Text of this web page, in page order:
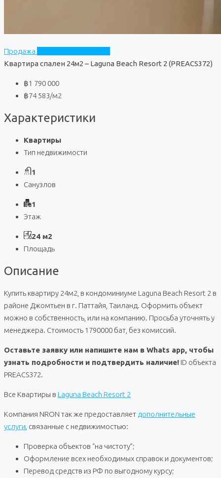
Продажа
Квартира спален 24м2 – Laguna Beach Resort 2 (PREACS372)
฿1 790 000
฿74 583/м2
Характеристики
Квартиры
Тип недвижимости
1
Санузлов
1
Этаж
24 м2
Площадь
Описание
Купить квартиру 24м2, в кондоминиуме Laguna Beach Resort 2 в
районе Джомтьен в г. Паттайя, Таиланд. Оформить объект
можно в собственность, или на компанию. Просьба уточнять у
менеджера. Стоимость 1790000 бат, без комиссий.
Оставьте заявку или напишите нам в Whats app, чтобы
узнать подробности и подтвердить наличие! ID объекта
PREACS372.
Все Квартиры в Laguna Beach Resort 2
Компания NRON так же предоставляет дополнительные
услуги , связанные с недвижимостью:
Проверка объектов “на чистоту”;
Оформление всех необходимых справок и документов;
Перевод средств из РФ по выгодному курсу;